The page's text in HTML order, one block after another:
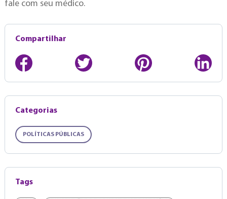
fale com seu médico.
Compartilhar
Categorias
POLÍTICAS PÚBLICAS
Tags